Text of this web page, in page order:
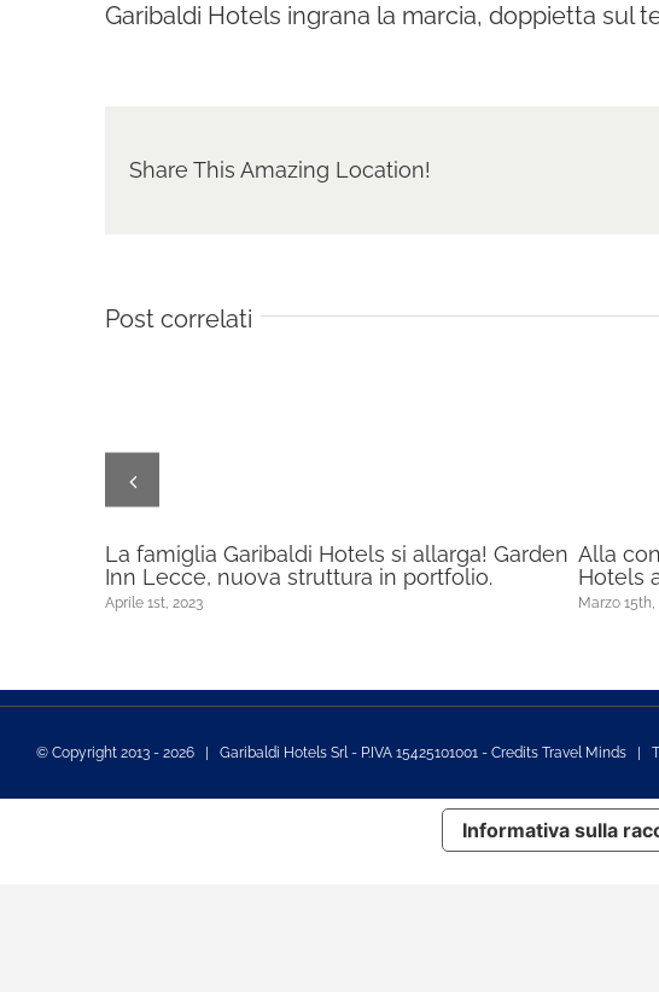
Garibaldi Hotels ingrana la marcia, doppietta sul
Share This Amazing Location!
Post correlati
La famiglia Garibaldi Hotels si allarga! Garden
Inn Lecce, nuova struttura in portfolio.
Aprile 1st, 2023
Alla
Hotels
Marzo 15th,
© Copyright 2013 - 2026 | Garibaldi Hotels Srl - P.IVA 15425101001 - Credits Travel Minds |
Informativa sulla